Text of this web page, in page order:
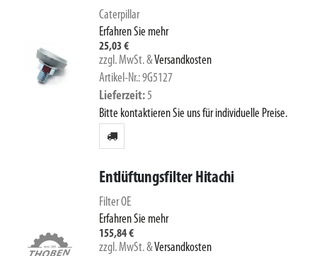
Caterpillar
Erfahren Sie mehr
25,03 €
zzgl. MwSt.&Versandkosten
Artikel-Nr.: 9G5127
Lieferzeit 5
Bitte kontaktieren Sie uns für individuelle Preise.
Entlüftungsfilter Hitachi
Filter OE
Erfahren Sie mehr
155,84 €
zzgl. MwSt.&Versandkosten